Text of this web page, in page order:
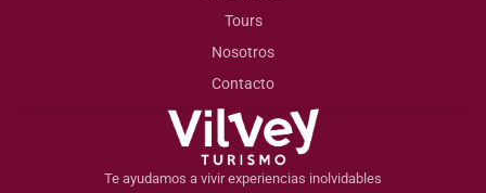
Tours
Nosotros
Contacto
Te ayudamos a vivir experiencias inolvidables